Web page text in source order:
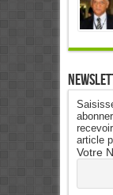
article
Votre